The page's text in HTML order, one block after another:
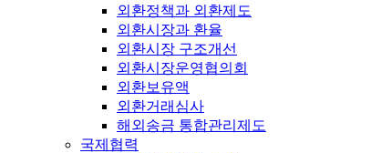
외환정책과 외환제도
외환시장과 환율
외환시장 구조개선
외환시장운영협의회
외환보유액
외환거래심사
해외송금 통합관리제도
국제협력